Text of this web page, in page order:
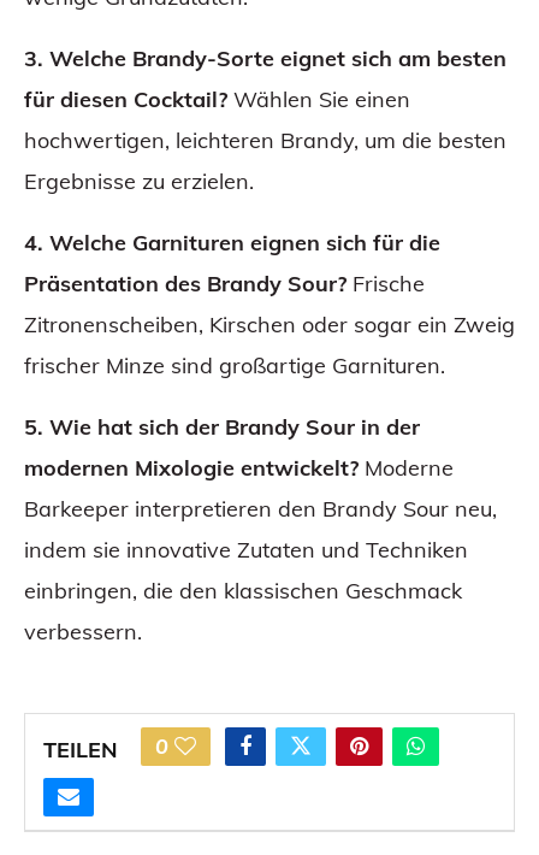
3. Welche Brandy-Sorte eignet sich am besten
für diesen Cocktail? Wählen Sie einen
hochwertigen, leichteren Brandy, um die besten
Ergebnisse zu erzielen.
4. Welche Garnituren eignen sich für die
Präsentation des Brandy Sour? Frische
Zitronenscheiben, Kirschen oder sogar ein Zweig
frischer Minze sind großartige Garnituren.
5. Wie hat sich der Brandy Sour in der
modernen Mixologie entwickelt? Moderne
Barkeeper interpretieren den Brandy Sour neu,
indem sie innovative Zutaten und Techniken
einbringen, die den klassischen Geschmack
verbessern.
TEILEN 0